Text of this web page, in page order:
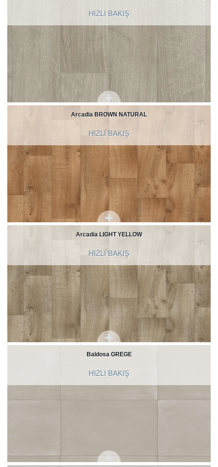
HIZLI BAKIŞ
Arcadia BROWN NATURAL
HIZLI BAKIŞ
Arcadia LIGHT YELLOW
HIZLI BAKIŞ
Baldosa GREGE
HIZLI BAKIŞ